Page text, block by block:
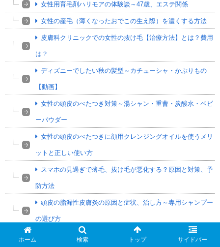
女性用育毛剤ハリモアの体験談～47歳、エステ関係
女性の産毛（薄くなったおでこの生え際）を濃くする方法
皮膚科クリニックでの女性の抜け毛【治療方法】とは？費用
は？
ディズニーでしたい秋の髪型～カチューシャ・かぶりもの
【動画】
女性の頭皮のべたつき対策～湯シャン・重曹・炭酸水・ベビ
ーパウダー
女性の頭皮のべたつきに顔用クレンジングオイルを使うメリ
ットと正しい使い方
スマホの見過ぎで薄毛、抜け毛が悪化する？原因と対策、予
防方法
頭皮の脂漏性皮膚炎の原因と症状、治し方～専用シャンプー
の選び方
頭皮の血行を促進する食べ物～血流を良くする栄養成分
ホーム 検索 トップ サイドバー